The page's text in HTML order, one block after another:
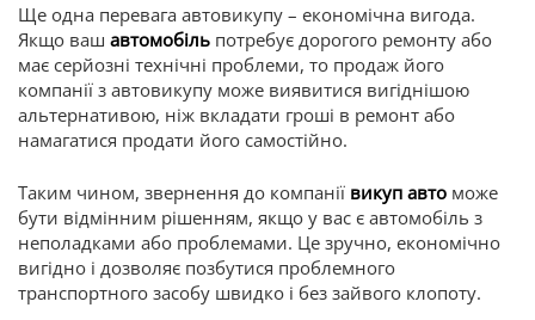
Ще одна перевага автовикупу – економічна вигода.
Якщо ваш автомобіль потребує дорогого ремонту або
має серйозні технічні проблеми, то продаж його
компанії з автовикупу може виявитися вигіднішою
альтернативою, ніж вкладати гроші в ремонт або
намагатися продати його самостійно.
Таким чином, звернення до компанії викуп авто може
бути відмінним рішенням, якщо у вас є автомобіль з
неполадками або проблемами. Це зручно, економічно
вигідно і дозволяє позбутися проблемного
транспортного засобу швидко і без зайвого клопоту.